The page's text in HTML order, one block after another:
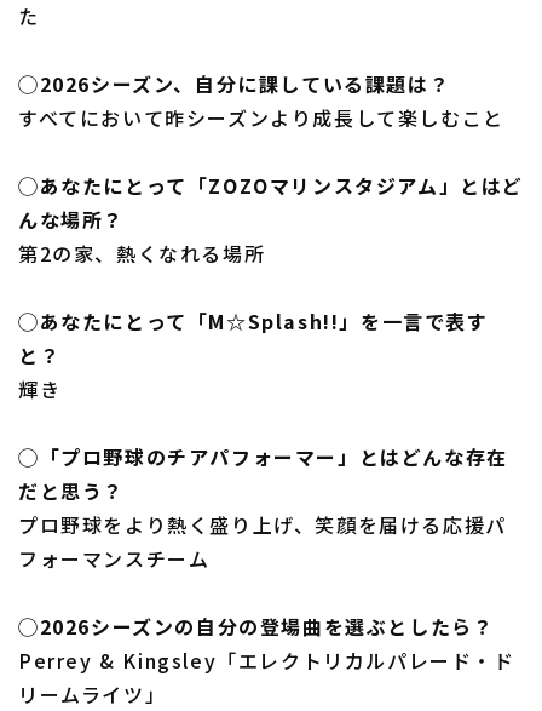
た
◯2026シーズン、自分に課している課題は？
すべてにおいて昨シーズンより成長して楽しむこと
◯あなたにとって「ZOZOマリンスタジアム」とはど
んな場所？
第2の家、熱くなれる場所
◯あなたにとって「M☆Splash!!」を一言で表す
と？
輝き
◯「プロ野球のチアパフォーマー」とはどんな存在
だと思う？
プロ野球をより熱く盛り上げ、笑顔を届ける応援パ
フォーマンスチーム
◯2026シーズンの自分の登場曲を選ぶとしたら？
Perrey & Kingsley「エレクトリカルパレード・ド
リームライツ」